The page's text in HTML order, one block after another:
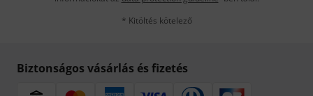
* Kitöltés kötelező
Biztonságos vásárlás és fizetés